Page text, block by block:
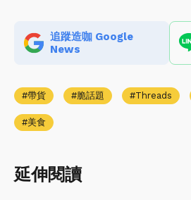
追蹤造咖 Google
News
帶貨 脆話題 Threads
美食
延伸閱讀